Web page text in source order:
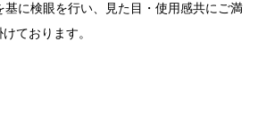
に検眼を行い、見た目・使用感共にご満
ております。